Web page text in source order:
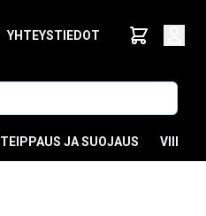
YHTEYSTIEDOT
TEIPPAUS JA SUOJAUS